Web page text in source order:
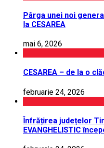
Pârga unei noi
la CESAREA
mai 6, 2026
CESAREA – de la o
februarie 24, 2026
Înfrățirea județelor
EVANGHELISTIC